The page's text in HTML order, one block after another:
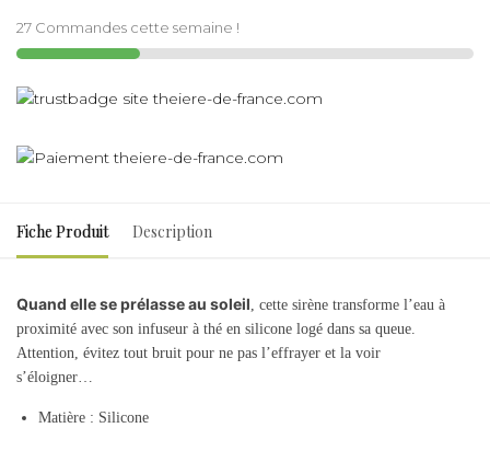
27 Commandes cette semaine !
Fiche Produit Description
Quand elle se prélasse au soleil , cette sirène transforme l’eau à
proximité avec son infuseur à thé en silicone logé dans sa queue.
Attention, évitez tout bruit pour ne pas l’effrayer et la voir
s’éloigner…
Matière : Silicone